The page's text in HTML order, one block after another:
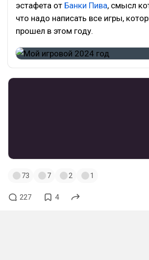
эстафета от Банки Пива, смысл
что надо написать все игры,
прошел в этом году.
73 7 2 1
227 4